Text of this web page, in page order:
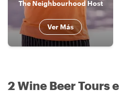
The Neighbourhood Host
Ver Más
2 Wine Beer Tours